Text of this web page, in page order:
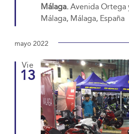
Málaga. Avenida Ortega
Málaga, Málaga, España
mayo 2022
Vie
13